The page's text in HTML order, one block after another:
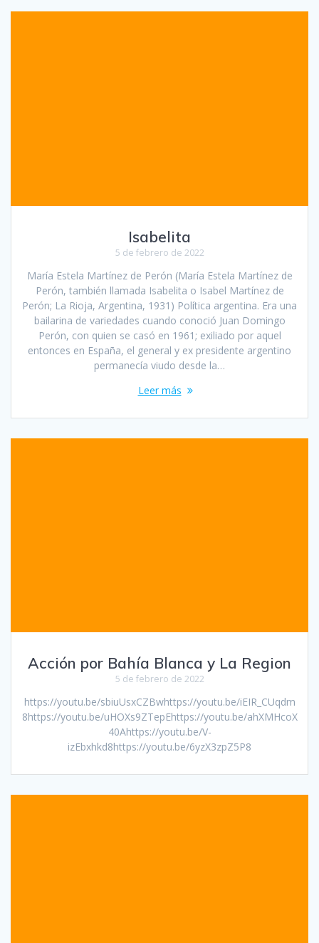
Isabelita
5 de febrero de 2022
María Estela Martínez de Perón (María Estela Martínez de
Perón, también llamada Isabelita o Isabel Martínez de
Perón; La Rioja, Argentina, 1931) Política argentina. Era una
bailarina de variedades cuando conoció Juan Domingo
Perón, con quien se casó en 1961; exiliado por aquel
entonces en España, el general y ex presidente argentino
permanecía viudo desde la…
Leer más
Acción por Bahía Blanca y La Region
5 de febrero de 2022
https://youtu.be/sbiuUsxCZBwhttps://youtu.be/iEIR_CUqdm
8https://youtu.be/uHOXs9ZTepEhttps://youtu.be/ahXMHcoX
40Ahttps://youtu.be/V-
izEbxhkd8https://youtu.be/6yzX3zpZ5P8